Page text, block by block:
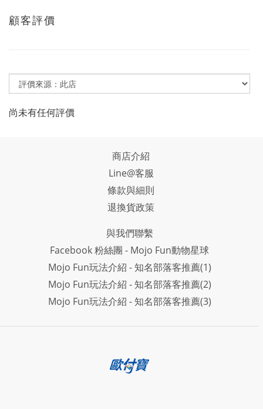
顧客評價
尚未有任何評價
商店介紹
Line@客服
條款與細則
退換貨政策
與我們聯繫
Facebook 粉絲團 - Mojo Fun動物星球
Mojo Fun玩法介紹 - 知名部落客推薦(1)
Mojo Fun玩法介紹 - 知名部落客推薦(2)
Mojo Fun玩法介紹 - 知名部落客推薦(3)